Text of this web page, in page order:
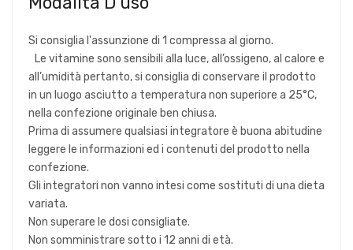
Si consiglia l'assunzione di 1 compressa al giorno.
Le vitamine sono sensibili alla luce, all’ossigeno, al calore e
all’umidità pertanto, si consiglia di conservare il prodotto
in un luogo asciutto a temperatura non superiore a 25°C,
nella confezione originale ben chiusa.
Prima di assumere qualsiasi integratore è buona abitudine
leggere le informazioni ed i contenuti del prodotto nella
confezione.
Gli integratori non vanno intesi come sostituti di una dieta
variata.
Non superare le dosi consigliate.
Non somministrare sotto i 12 anni di età.